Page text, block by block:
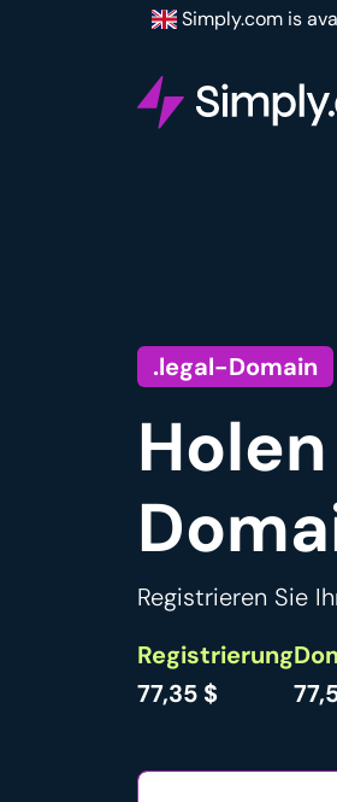
Simply.com is
.legal-Domain
Registrieren Sie
Registrierung
77,35 $